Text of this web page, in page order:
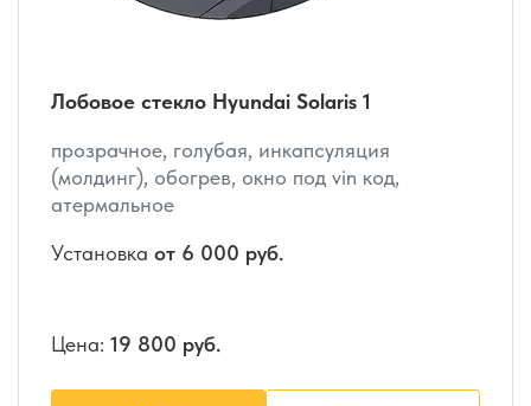
Лобовое стекло Hyundai Solaris 1
прозрачное, голубая, инкапсуляция
(молдинг), обогрев, окно под vin код,
атермальное
Установка от 6 000 руб.
Цена: 19 800 руб.